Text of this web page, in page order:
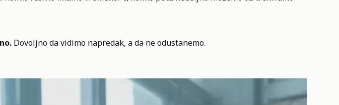
Dovoljno da vidimo napredak, a da ne odustanemo.